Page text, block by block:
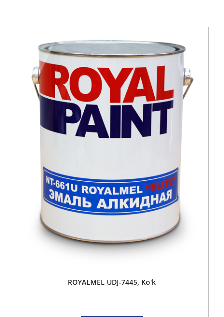
ROYALMEL UDJ-7445, Ko'k